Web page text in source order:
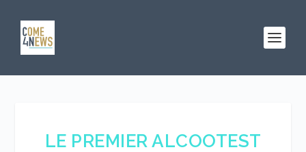
LE PREMIER ALCOOTEST